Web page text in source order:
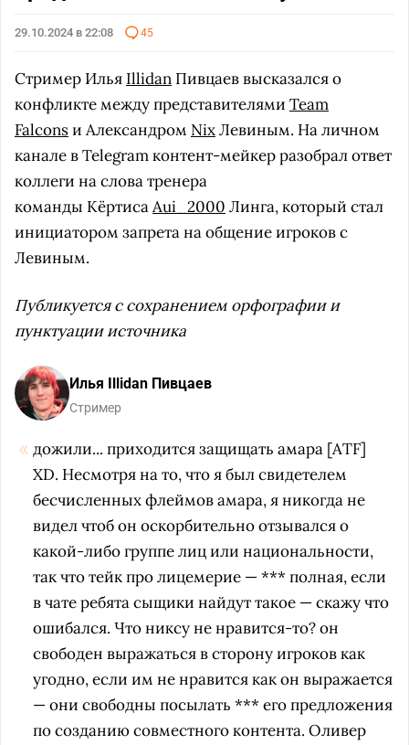
29.10.2024 в 22:08 45
Стример Илья Illidan Пивцаев высказался о
конфликте между представителями Team
Falconsи Александром NixЛевиным. На личном
канале в Telegram контент-мейкер разобрал ответ
коллеги на слова тренера
команды КёртисаAui_2000 Линга, который стал
инициатором запрета на общение игроков с
Левиным.
Публикуется с сохранением орфографии и
пунктуации источника
Илья Illidan Пивцаев
Стример
дожили... приходится защищать амара [ATF]
XD. Несмотря на то, что я был свидетелем
бесчисленных флеймов амара, я никогда не
видел чтоб он оскорбительно отзывался о
какой-либо группе лиц или национальности,
так что тейк про лицемерие — *** полная, если
в чате ребята сыщики найдут такое — скажу что
ошибался. Что никсу не нравится-то? он
свободен выражаться в сторону игроков как
угодно, если им не нравится как он выражается
— они свободны посылать *** его предложения
по созданию совместного контента. Оливер